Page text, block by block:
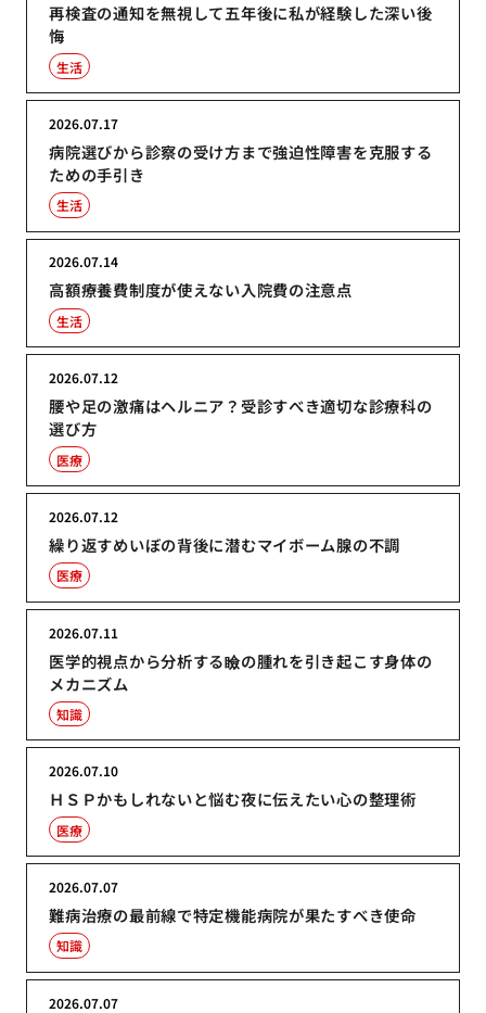
再検査の通知を無視して五年後に私が経験した深い後
悔
生活
病院選びから診察の受け方まで強迫性障害を克服する
ための手引き
2026.07.17
生活
高額療養費制度が使えない入院費の注意点
2026.07.14
生活
腰や足の激痛はヘルニア？受診すべき適切な診療科の
選び方
2026.07.12
医療
繰り返すめいぼの背後に潜むマイボーム腺の不調
2026.07.12
医療
医学的視点から分析する瞼の腫れを引き起こす身体の
メカニズム
2026.07.11
知識
ＨＳＰかもしれないと悩む夜に伝えたい心の整理術
2026.07.10
医療
難病治療の最前線で特定機能病院が果たすべき使命
2026.07.07
知識
2026.07.07